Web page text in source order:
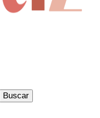
en palabras aquello que
cómo explicar y
las cosas que me
que merecen ser